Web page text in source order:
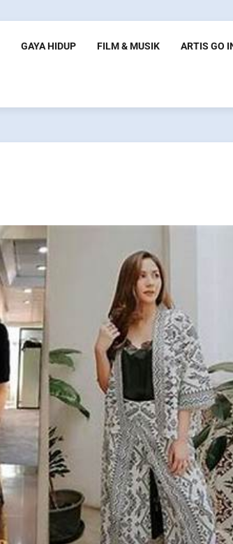
GAYA HIDUP FILM & MUSIK ARTIS GO